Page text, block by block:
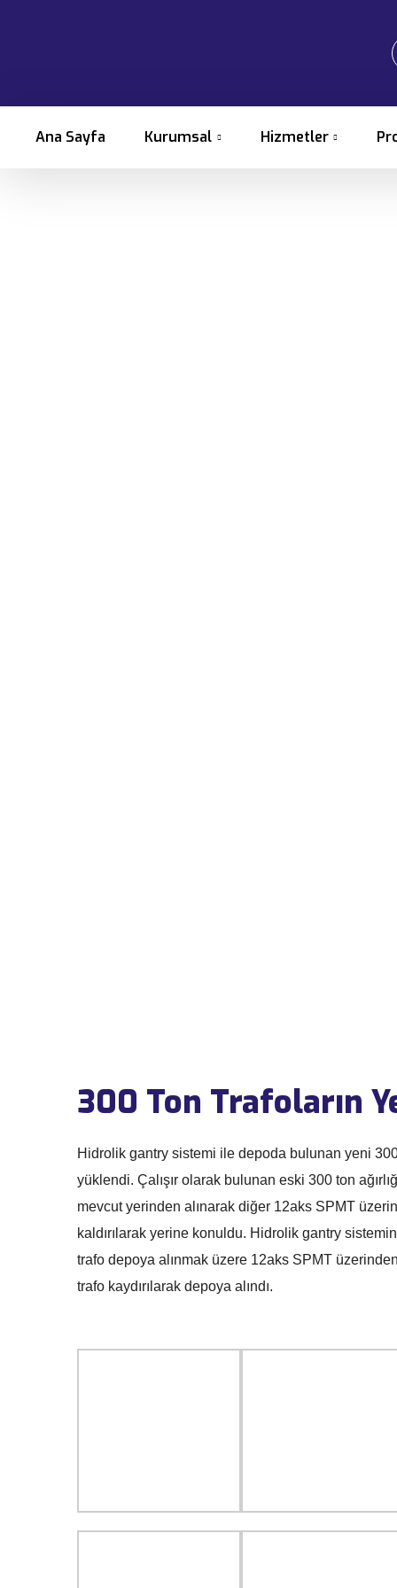
Ana Sayfa Kurumsal Hizmetler
300 Ton Trafoların
Hidrolik gantry sistemi ile depoda bulunan yeni
yüklendi. Çalışır olarak bulunan eski 300 ton
mevcut yerinden alınarak diğer 12aks SPMT
kaldırılarak yerine konuldu. Hidrolik gantry
trafo depoya alınmak üzere 12aks SPMT
trafo kaydırılarak depoya alındı.